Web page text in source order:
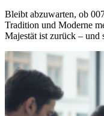
Bleibt abzuwarten, ob
Tradition und Moderne
Majestät ist zurück – und